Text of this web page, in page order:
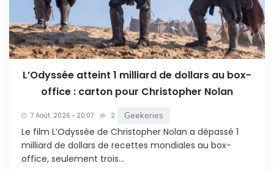
L’Odyssée atteint 1 milliard de dollars au box-
office : carton pour Christopher Nolan
7 Août. 2026 • 20:07 2 Geekeries
Le film L’Odyssée de Christopher Nolan a dépassé 1
milliard de dollars de recettes mondiales au box-
office, seulement trois...